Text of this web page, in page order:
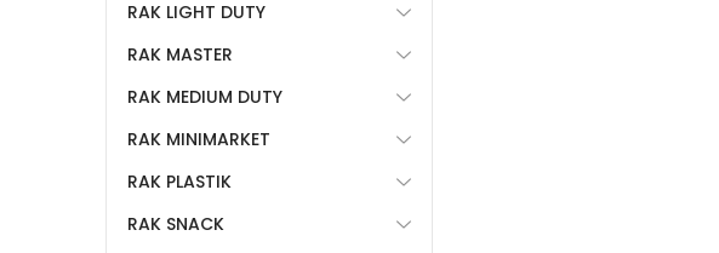
RAK LIGHT DUTY
RAK MASTER
RAK MEDIUM DUTY
RAK MINIMARKET
RAK PLASTIK
RAK SNACK